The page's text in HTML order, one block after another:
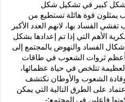
كبير في تشكيل شكل
يمثلون قوة هائلة تستطيع من
الفساد بها، لانهم العدد الأكبر
الأهم التي إذا تم إعدادها بشكل
الفساد والنهوض بالمجتمع إلى
فأعظم ثروات الشعوب في طاقات
العظيمة تتلخص في حياة عظمائها،
الشعوب والأوطان نكتشف
على الطرق التالية التي يمكن
فاعلين في المجتمع:-